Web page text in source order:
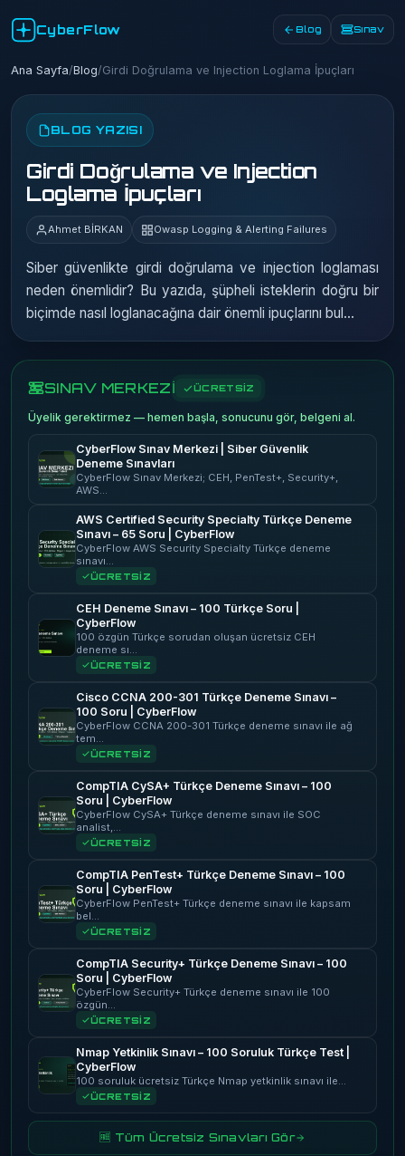
CyberFlow Blog Sınav
Ana Sayfa/Blog/Girdi Doğrulama ve Injection Loglama İpuçları
BLOG YAZISI
Girdi Doğrulama ve Injection
Loglama İpuçları
Ahmet BİRKAN Owasp Logging & Alerting Failures
Siber güvenlikte girdi doğrulama ve injection loglaması
neden önemlidir? Bu yazıda, şüpheli isteklerin doğru bir
biçimde nasıl loglanacağına dair önemli ipuçlarını bul...
SINAV MERKEZİ ÜCRETSİZ
Üyelik gerektirmez — hemen başla, sonucunu gör, belgeni al.
CyberFlow Sınav Merkezi | Siber Güvenlik
Deneme Sınavları
CyberFlow Sınav Merkezi; CEH, PenTest+, Security+,
AWS…
AWS Certified Security Specialty Türkçe Deneme
Sınavı – 65 Soru | CyberFlow
CyberFlow AWS Security Specialty Türkçe deneme
sınavı…
ÜCRETSİZ
CEH Deneme Sınavı – 100 Türkçe Soru |
CyberFlow
100 özgün Türkçe sorudan oluşan ücretsiz CEH
deneme sı…
ÜCRETSİZ
Cisco CCNA 200-301 Türkçe Deneme Sınavı –
100 Soru | CyberFlow
CyberFlow CCNA 200-301 Türkçe deneme sınavı ile ağ
tem…
ÜCRETSİZ
CompTIA CySA+ Türkçe Deneme Sınavı – 100
Soru | CyberFlow
CyberFlow CySA+ Türkçe deneme sınavı ile SOC
analist,…
ÜCRETSİZ
CompTIA PenTest+ Türkçe Deneme Sınavı – 100
Soru | CyberFlow
CyberFlow PenTest+ Türkçe deneme sınavı ile kapsam
bel…
ÜCRETSİZ
CompTIA Security+ Türkçe Deneme Sınavı – 100
Soru | CyberFlow
CyberFlow Security+ Türkçe deneme sınavı ile 100
özgün…
ÜCRETSİZ
Nmap Yetkinlik Sınavı – 100 Soruluk Türkçe Test |
CyberFlow
100 soruluk ücretsiz Türkçe Nmap yetkinlik sınavı ile…
ÜCRETSİZ
🆓 Tüm Ücretsiz Sınavları Gör